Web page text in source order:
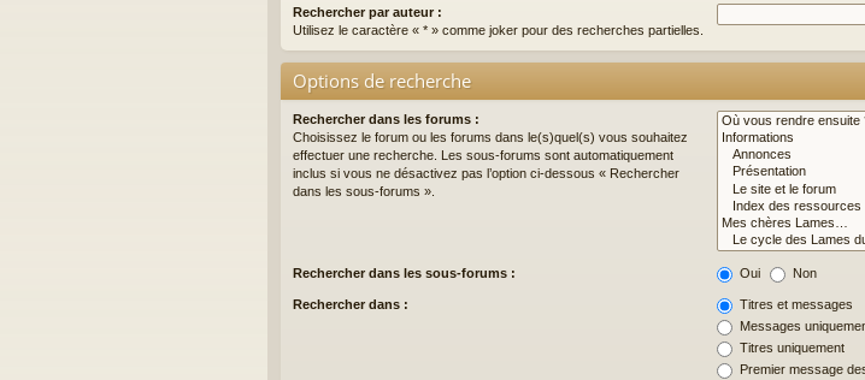
Rechercher par auteur :
Utilisez le caractère « * » comme joker pour des recherches partielles.
Options de recherche
Rechercher dans les forums :
Choisissez le forum ou les forums dans le(s)quel(s) vous souhaitez
effectuer une recherche. Les sous-forums sont automatiquement
inclus si vous ne désactivez pas l’option ci-dessous « Rechercher
dans les sous-forums ».
Rechercher dans les sous-forums : Oui Non
Rechercher dans :
Titres et messages
Messages
Titres uniquement
Premier message